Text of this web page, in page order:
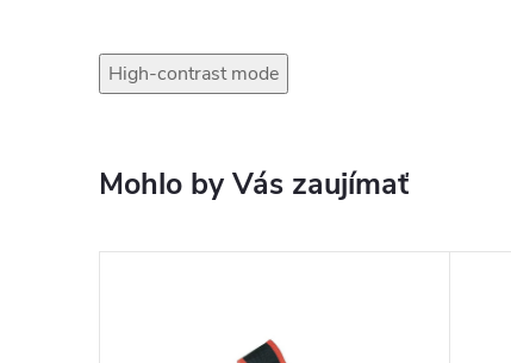
High-contrast mode
Mohlo by Vás zaujímať